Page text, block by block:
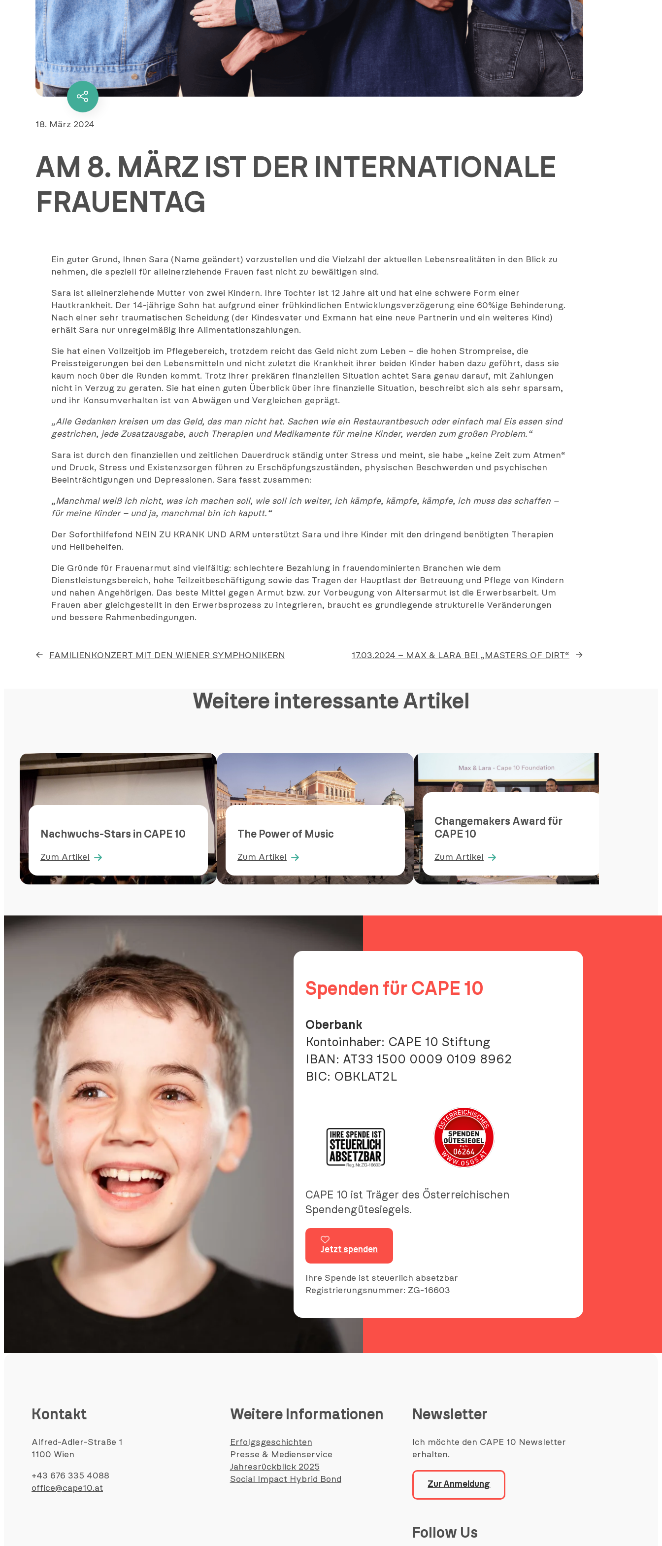
Diesen
Inhalt
teilen
Veröffentlicht
18. März 2024
AM 8. MÄRZ IST DER INTERNATIONALE
FRAUENTAG
Ein guter Grund, Ihnen Sara (Name geändert) vorzustellen und die Vielzahl der aktuellen Lebensrealitäten in den Blick zu
nehmen, die speziell für alleinerziehende Frauen fast nicht zu bewältigen sind.
Sara ist alleinerziehende Mutter von zwei Kindern. Ihre Tochter ist 12 Jahre alt und hat eine schwere Form einer
Hautkrankheit. Der 14-jährige Sohn hat aufgrund einer frühkindlichen Entwicklungsverzögerung eine 60%ige Behinderung.
Nach einer sehr traumatischen Scheidung (der Kindesvater und Exmann hat eine neue Partnerin und ein weiteres Kind)
erhält Sara nur unregelmäßig ihre Alimentationszahlungen.
Sie hat einen Vollzeitjob im Pflegebereich, trotzdem reicht das Geld nicht zum Leben – die hohen Strompreise, die
Preissteigerungen bei den Lebensmitteln und nicht zuletzt die Krankheit ihrer beiden Kinder haben dazu geführt, dass sie
kaum noch über die Runden kommt. Trotz ihrer prekären finanziellen Situation achtet Sara genau darauf, mit Zahlungen
nicht in Verzug zu geraten. Sie hat einen guten Überblick über ihre finanzielle Situation, beschreibt sich als sehr sparsam,
und ihr Konsumverhalten ist von Abwägen und Vergleichen geprägt.
„Alle Gedanken kreisen um das Geld, das man nicht hat. Sachen wie ein Restaurantbesuch oder einfach mal Eis essen sind
gestrichen, jede Zusatzausgabe, auch Therapien und Medikamente für meine Kinder, werden zum großen Problem.“
Sara ist durch den finanziellen und zeitlichen Dauerdruck ständig unter Stress und meint, sie habe „keine Zeit zum Atmen“
und Druck, Stress und Existenzsorgen führen zu Erschöpfungszuständen, physischen Beschwerden und psychischen
Beeinträchtigungen und Depressionen. Sara fasst zusammen:
„Manchmal weiß ich nicht, was ich machen soll, wie soll ich weiter, ich kämpfe, kämpfe, kämpfe, ich muss das schaffen –
für meine Kinder – und ja, manchmal bin ich kaputt.“
Der Soforthilfefond NEIN ZU KRANK UND ARM unterstützt Sara und ihre Kinder mit den dringend benötigten Therapien
und Heilbehelfen.
Die Gründe für Frauenarmut sind vielfältig: schlechtere Bezahlung in frauendominierten Branchen wie dem
Dienstleistungsbereich, hohe Teilzeitbeschäftigung sowie das Tragen der Hauptlast der Betreuung und Pflege von Kindern
und nahen Angehörigen. Das beste Mittel gegen Armut bzw. zur Vorbeugung von Altersarmut ist die Erwerbsarbeit. Um
Frauen aber gleichgestellt in den Erwerbsprozess zu integrieren, braucht es grundlegende strukturelle Veränderungen
und bessere Rahmenbedingungen.
← FAMILIENKONZERT MIT DEN WIENER SYMPHONIKERN 17.03.2024 – MAX & LARA BEI „MASTERS OF DIRT“ →
Weitere interessante Artikel
Nachwuchs-Stars in CAPE 10
Zum Artikel
:
Nachwuchs-
Stars
The Power of Music
Zum Artikel
:
The
Power
Changemakers Award für
CAPE 10
Zum Artikel
:
Changemakers
Award
Spenden für CAPE 10
Oberbank
Kontoinhaber: CAPE 10 Stiftung
IBAN: AT33 1500 0009 0109 8962
BIC: OBKLAT2L
CAPE 10 ist Träger des Österreichischen
Spendengütesiegels.
Jetzt spenden
Ihre Spende ist steuerlich absetzbar
Registrierungsnummer: ZG-16603
Kontakt
Alfred-Adler-Straße 1
1100 Wien
+43 676 335 4088
office@cape10.at
Weitere Informationen
Erfolgsgeschichten
Presse & Medienservice
Jahresrückblick 2025
Social Impact Hybrid Bond
Newsletter
Ich möchte den CAPE 10 Newsletter
erhalten.
Zur Anmeldung
Follow Us